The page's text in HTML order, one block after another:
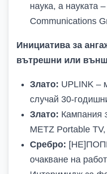
наука, a науката
Communications
Инициатива за
вътрешни или
Злато: UPLINK –
случай 30-
Злато: Кампания
METZ Portable
Сребро:
очакване на